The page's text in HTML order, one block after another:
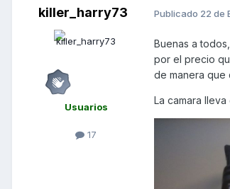
killer_harry73
Usuarios
17
Publicado 22 de
Buenas a
por el precio
de manera que
La camara